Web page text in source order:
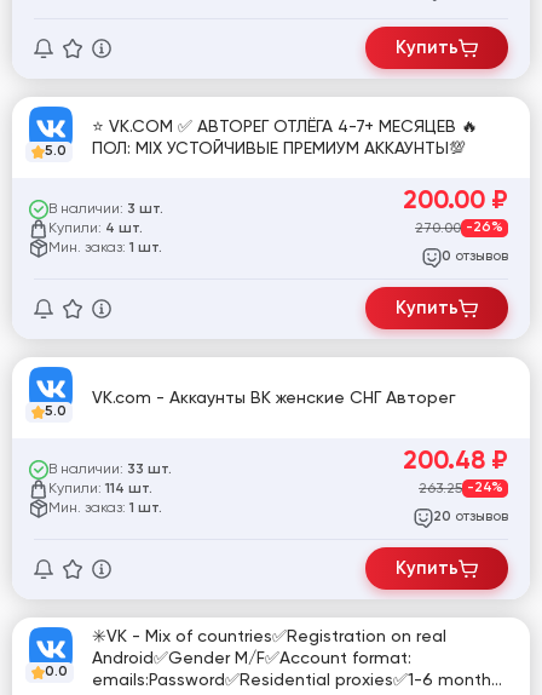
Купить
5.0
⭐️ VK.COM ✅ АВТОРЕГ ОТЛЁГА 4-7+ МЕСЯЦЕВ 🔥
ПОЛ: MIX УСТОЙЧИВЫЕ ПРЕМИУМ АККАУНТЫ💯
В наличии: 3 шт.
Купили: 4 шт.
Мин. заказ: 1 шт.
200.00 ₽
270.00 -26%
0 отзывов
Купить
5.0
VK.com - Аккаунты ВК женские СНГ Авторег
В наличии: 33 шт.
Купили: 114 шт.
Мин. заказ: 1 шт.
200.48 ₽
263.25 -24%
20 отзывов
Купить
0.0
✳️VK - Mix of countries✅Registration on real
Android✅Gender M/F✅Account format:
emails:Password✅Residential proxies✅1-6 month